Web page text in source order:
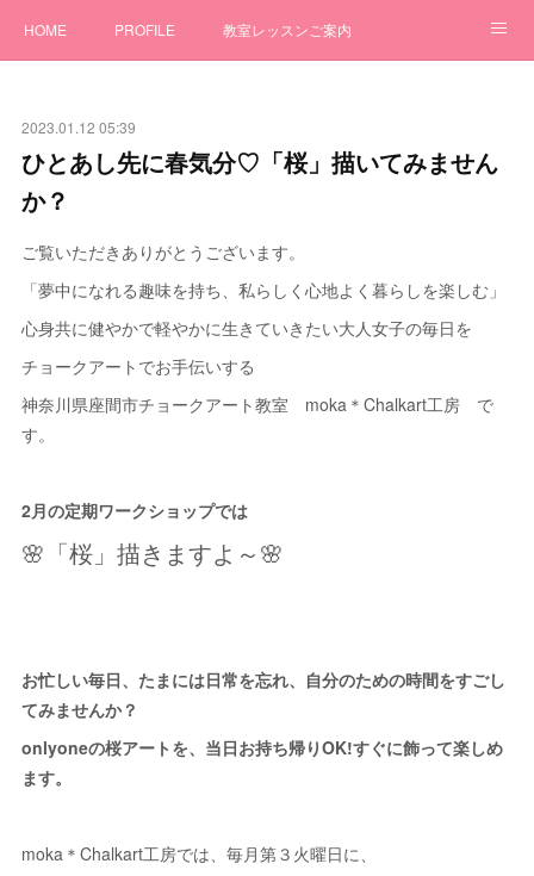
HOME PROFILE 教室レッスンご案内
チョークアートBLOG
2023.01.12 05:39
ひとあし先に春気分♡「桜」描いてみません
か？
ご覧いただきありがとうございます。
「夢中になれる趣味を持ち、私らしく心地よく暮らしを楽しむ」
心身共に健やかで軽やかに生きていきたい大人女子の毎日を
チョークアートでお手伝いする
神奈川県座間市チョークアート教室 moka＊Chalkart工房 で
す。
2月の定期ワークショップでは
🌸「桜」描きますよ～🌸
お忙しい毎日、たまには日常を忘れ、自分のための時間をすごし
てみませんか？
onlyoneの桜アートを、当日お持ち帰りOK!すぐに飾って楽しめ
ます。
moka＊Chalkart工房では、毎月第３火曜日に、